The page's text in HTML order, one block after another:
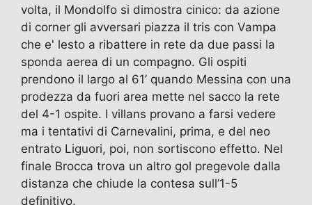
volta, il Mondolfo si dimostra cinico: da azione
di corner gli avversari piazza il tris con Vampa
che e' lesto a ribattere in rete da due passi la
sponda aerea di un compagno. Gli ospiti
prendono il largo al 61’ quando Messina con una
prodezza da fuori area mette nel sacco la rete
del 4-1 ospite. I villans provano a farsi vedere
ma i tentativi di Carnevalini, prima, e del neo
entrato Liguori, poi, non sortiscono effetto. Nel
finale Brocca trova un altro gol pregevole dalla
distanza che chiude la contesa sull’1-5
definitivo.